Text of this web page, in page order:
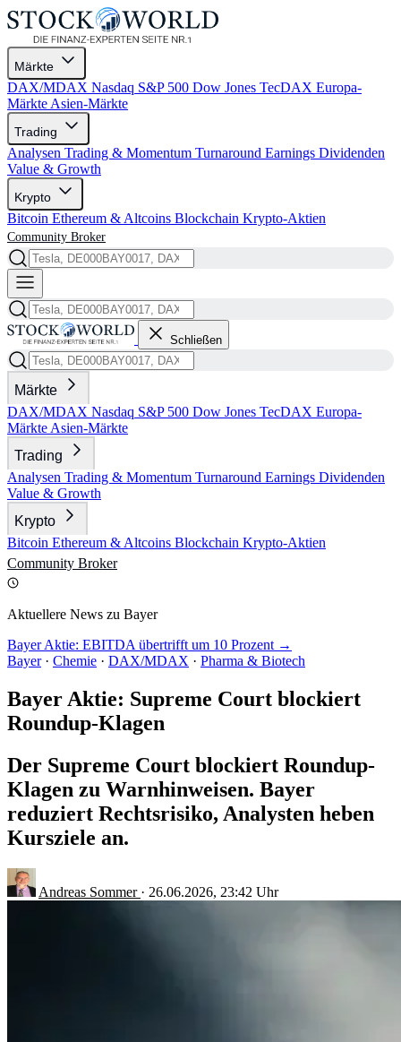
Märkte
DAX/MDAX Nasdaq S&P 500 Dow Jones TecDAX Europa-
Märkte Asien-Märkte
Trading
Analysen Trading & Momentum Turnaround Earnings Dividenden
Value & Growth
Krypto
Bitcoin Ethereum & Altcoins Blockchain Krypto-Aktien
Community Broker
Schließen
Märkte
DAX/MDAX Nasdaq S&P 500 Dow Jones TecDAX Europa-
Märkte Asien-Märkte
Trading
Analysen Trading & Momentum Turnaround Earnings Dividenden
Value & Growth
Krypto
Bitcoin Ethereum & Altcoins Blockchain Krypto-Aktien
Community Broker
Aktuellere News zu Bayer
Bayer Aktie: EBITDA übertrifft um 10 Prozent →
Bayer · Chemie · DAX/MDAX · Pharma & Biotech
Bayer Aktie: Supreme Court blockiert
Roundup-Klagen
Der Supreme Court blockiert Roundup-
Klagen zu Warnhinweisen. Bayer
reduziert Rechtsrisiko, Analysten heben
Kursziele an.
Andreas Sommer · 26.06.2026, 23:42 Uhr